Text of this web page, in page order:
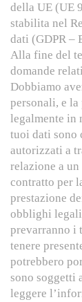
della UE (UE
stabilita nel
dati (GDPR –
Alla fine del
domande
Dobbiamo
personali, e la
legalmente in
tuoi dati sono
autorizzati a
relazione a
contratto per
prestazione
obblighi legali
prevarranno i
tenere
potrebbero
sono soggetti
leggere